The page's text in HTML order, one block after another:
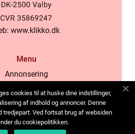
www.klikko.dk
Menu
Annonsering
Cookies
Kontakta oss
Sitemap
cookies til at huske dine indstillinger,
af indhold og annoncer. Denne
tredjepart. Ved fortsat brug af websiden
du cookiepolitikken.